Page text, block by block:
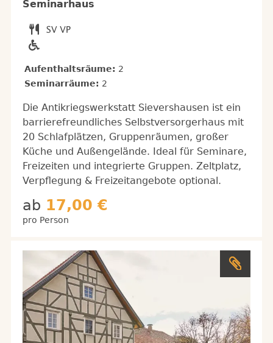
Seminarhaus
Aufenthaltsräume: 2
Seminarräume: 2
Die Antikriegswerkstatt Sievershausen ist ein
barrierefreundliches Selbstversorgerhaus mit
20 Schlafplätzen, Gruppenräumen, großer
Küche und Außengelände. Ideal für Seminare,
Freizeiten und integrierte Gruppen. Zeltplatz,
Verpflegung & Freizeitangebote optional.
ab 17,00 €
pro Person